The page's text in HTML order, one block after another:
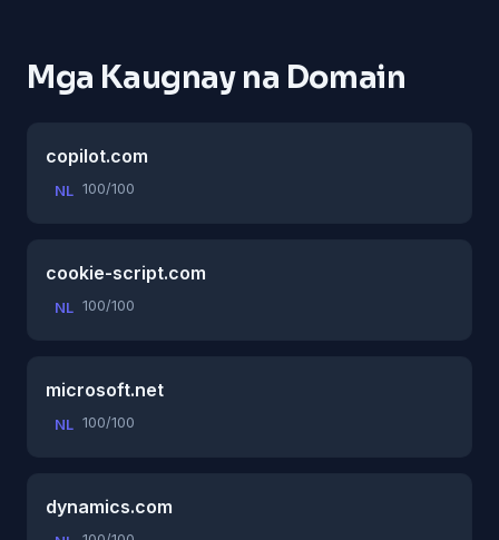
Mga Kaugnay na Domain
copilot.com
NL 100/100
cookie-script.com
NL 100/100
microsoft.net
NL 100/100
dynamics.com